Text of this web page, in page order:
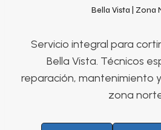
Bella Vista | Zona
Servicio integral para
Bella Vista. Técnicos
reparación, mantenimiento
zona